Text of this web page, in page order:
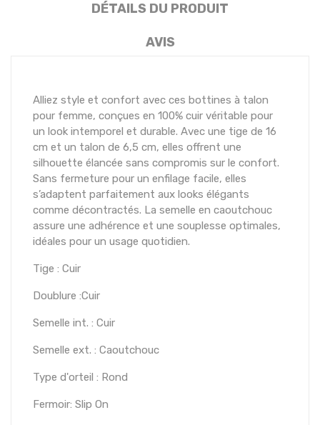
DÉTAILS DU PRODUIT
AVIS
Alliez style et confort avec ces bottines à talon
pour femme, conçues en 100% cuir véritable pour
un look intemporel et durable. Avec une tige de 16
cm et un talon de 6,5 cm, elles offrent une
silhouette élancée sans compromis sur le confort.
Sans fermeture pour un enfilage facile, elles
s’adaptent parfaitement aux looks élégants
comme décontractés. La semelle en caoutchouc
assure une adhérence et une souplesse optimales,
idéales pour un usage quotidien.
Tige : Cuir
Doublure :Cuir
Semelle int. : Cuir
Semelle ext. : Caoutchouc
Type d'orteil : Rond
Fermoir: Slip On